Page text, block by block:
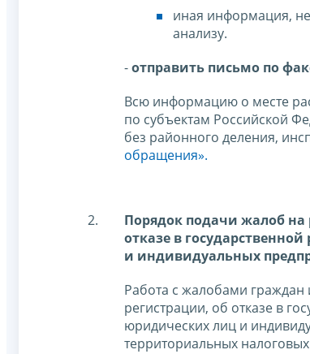
иная информация,
анализу.
-отправить письмо по
Всю информацию о месте
по субъектам Российской
без районного деления,
обращения».
Порядок подачи жалоб на
отказе в
и индивидуальных
Работа с жалобами граждан
регистрации, об отказе в
юридических лиц и
территориальных